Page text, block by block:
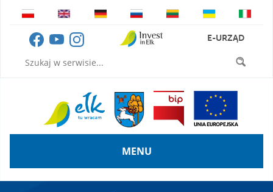
E-URZĄD
MENU